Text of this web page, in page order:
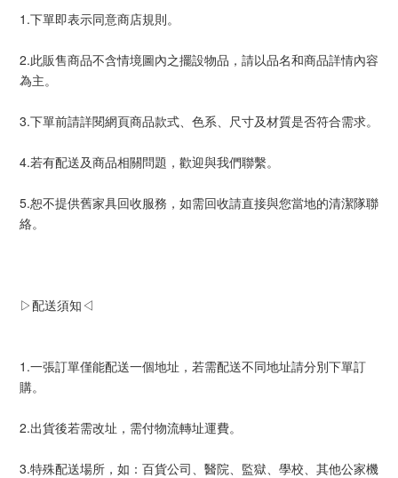
1.下單即表示同意商店規則。
2.此販售商品不含情境圖內之擺設物品，請以品名和商品詳情內容
為主。
3.下單前請詳閱網頁商品款式、色系、尺寸及材質是否符合需求。
4.若有配送及商品相關問題，歡迎與我們聯繫。
5.恕不提供舊家具回收服務，如需回收請直接與您當地的清潔隊聯
絡。
▷配送須知◁
1.一張訂單僅能配送一個地址，若需配送不同地址請分別下單訂
購。
2.出貨後若需改址，需付物流轉址運費。
3.特殊配送場所，如：百貨公司、醫院、監獄、學校、其他公家機